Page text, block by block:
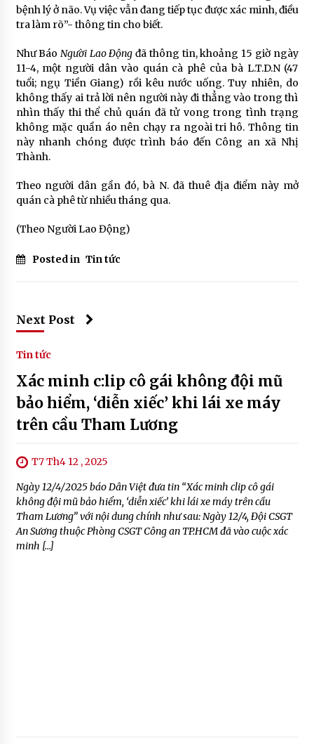
bệnh lý ở não. Vụ việc vẫn đang tiếp tục được xác minh, điều
tra làm rõ”- thông tin cho biết.
Như Báo Người Lao Động đã thông tin, khoảng 15 giờ ngày
11-4, một người dân vào quán cà phê của bà L.T.D.N (47
tuổi; ngụ Tiền Giang) rồi kêu nước uống. Tuy nhiên, do
không thấy ai trả lời nên người này đi thẳng vào trong thì
nhìn thấy thi thể chủ quán đã tử vong trong tình trạng
không mặc quần áo nên chạy ra ngoài tri hô. Thông tin
này nhanh chóng được trình báo đến Công an xã Nhị
Thành.
Theo người dân gần đó, bà N. đã thuê địa điểm này mở
quán cà phê từ nhiều tháng qua.
(Theo Người Lao Động)
Posted in Tin tức
Next Post
Tin tức
Xác minh c:lip cô gái không đội mũ
bảo hiểm, ‘diễn xiếc’ khi lái xe máy
trên cầu Tham Lương
T7 Th4 12 , 2025
Ngày 12/4/2025 báo Dân Việt đưa tin “Xác minh clip cô gái
không đội mũ bảo hiểm, ‘diễn xiếc’ khi lái xe máy trên cầu
Tham Lương” với nội dung chính như sau: Ngày 12/4, Đội CSGT
An Sương thuộc Phòng CSGT Công an TP.HCM đã vào cuộc xác
minh […]